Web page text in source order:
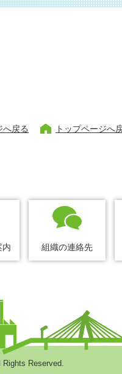
へ戻る トップページへ
内 組織の連絡先
Reserved.